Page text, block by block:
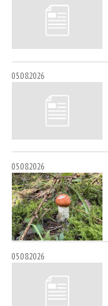
05.08.2026
05.08.2026
05.08.2026